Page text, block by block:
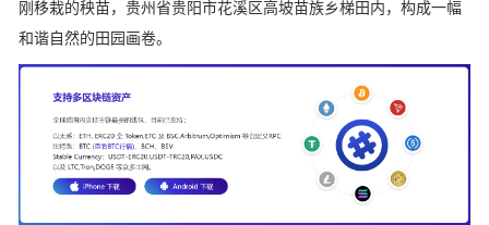
刚移栽的秧苗，贵州省贵阳市花溪区高坡苗族乡梯田内，构成一幅
和谐自然的田园画卷。